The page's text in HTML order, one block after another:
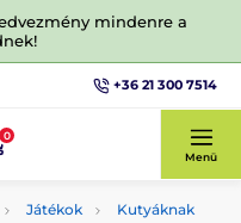
mindenre a
+36 21 300 7514
0
Menü
Játékok
Kutyáknak